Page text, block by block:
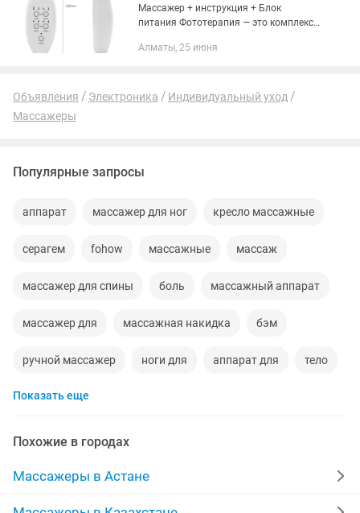
Массажер + инструкция + Блок
питания Фототерапия — это комплекс
омоложение кожи и выравнивания ее
Алматы, 25 июня
Объявления Электроника
Индивидуальный уход
Массажеры
Популярные запросы
аппарат массажер для ног кресло массажные
серагем fohow массажные массаж
массажер для спины боль массажный аппарат
массажер для массажная накидка бэм
ручной массажер ноги для аппарат для тело
ног кровать массажная
лицо эффект спина
массажор массажор для ног
Показать еще
Похожие в городах
Массажеры в Астане